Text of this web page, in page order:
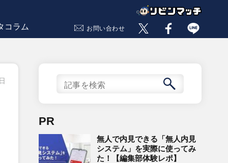
コラム お問い合わせ
PR
無人で内見できる「無人内見
システム」を実際に使ってみ
た！【編集部体験レポ】